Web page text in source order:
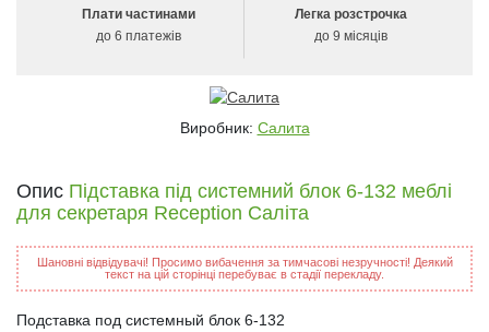
Плати частинами
до 6 платежів
Легка розстрочка
до 9 місяців
Виробник: Салита
Опис Підставка під системний блок 6-132 меблі
для секретаря Reception Саліта
Шановні відвідувачі! Просимо вибачення за тимчасові незручності! Деякий
текст на цій сторінці перебуває в стадії перекладу.
Подставка под системный блок 6-132